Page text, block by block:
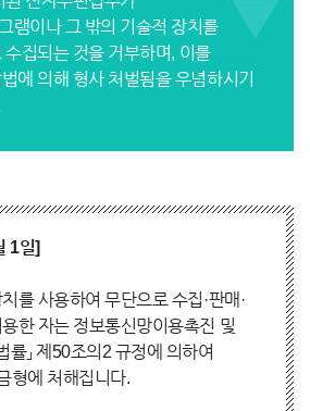
램이나 그 밖의 기술적 장치를
수집되는 것을 거부하며, 이를
에 의해 형사 처벌됨을 우념하시기
1일]
를 사용하여 무단으로 수집·판매·
한 자는 정보통신망이용촉진 및
률」 제50조의2 규정에 의하여
형에 처해집니다.